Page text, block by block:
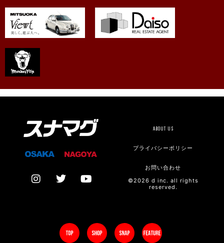
ABOUT US
プライバシーポリシー
お問い合わせ
©2026 d inc. all rights
reserved.